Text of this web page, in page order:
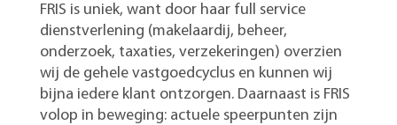
FRIS is uniek, want door haar full service
dienstverlening (makelaardij, beheer,
onderzoek, taxaties, verzekeringen) overzien
wij de gehele vastgoedcyclus en kunnen wij
bijna iedere klant ontzorgen. Daarnaast is FRIS
volop in beweging: actuele speerpunten zijn